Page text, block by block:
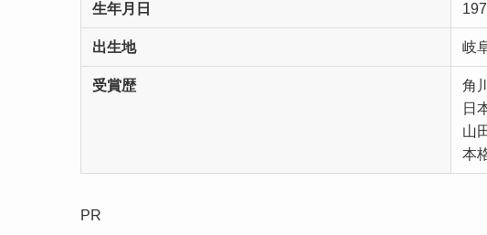
生年月日
出生地 岐
受賞歴
角
日
山
本
PR